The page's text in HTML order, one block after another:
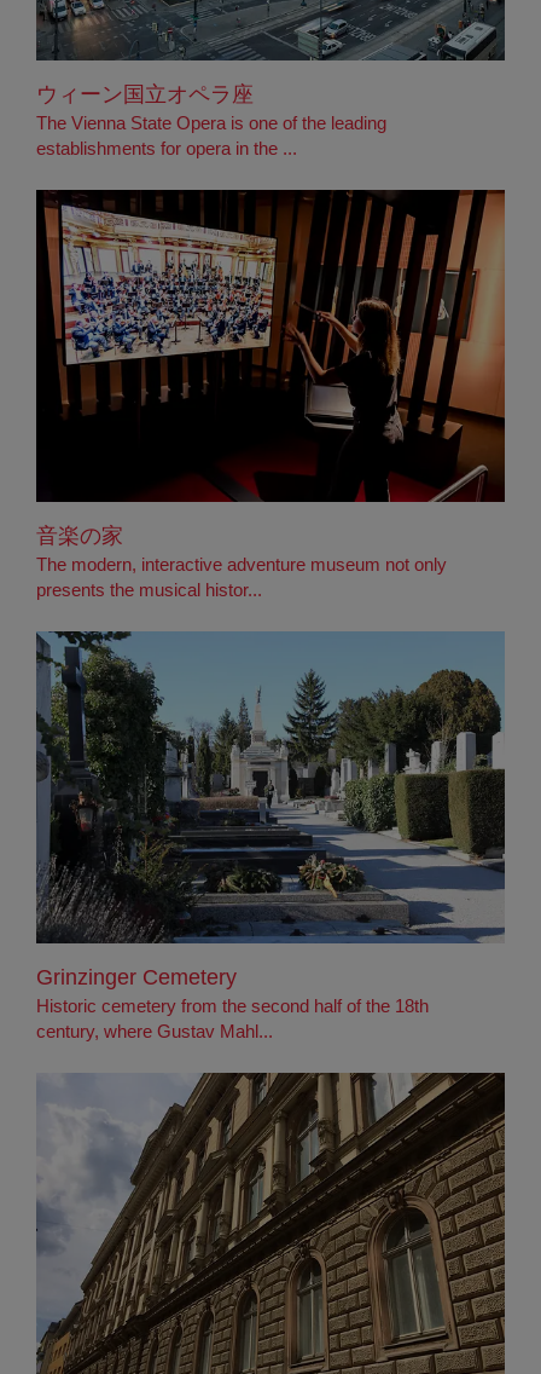
ウィーン国立オペラ座
The Vienna State Opera is one of the leading
establishments for opera in the ...
音楽の家
The modern, interactive adventure museum not only
presents the musical histor...
Grinzinger Cemetery
Historic cemetery from the second half of the 18th
century, where Gustav Mahl...